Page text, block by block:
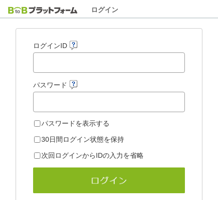
ログイン
ログインID
パスワード
パスワードを表示する
30日間ログイン状態を保持
次回ログインからIDの入力を省略